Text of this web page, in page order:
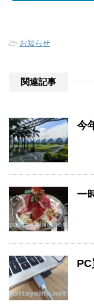
-お知らせ
関連記事
今
一